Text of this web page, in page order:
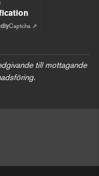
Captcha ⇗
till mottagande